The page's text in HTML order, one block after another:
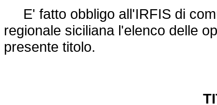
E' fatto obbligo all'IRFIS di
regionale siciliana l'elenco delle
presente titolo.